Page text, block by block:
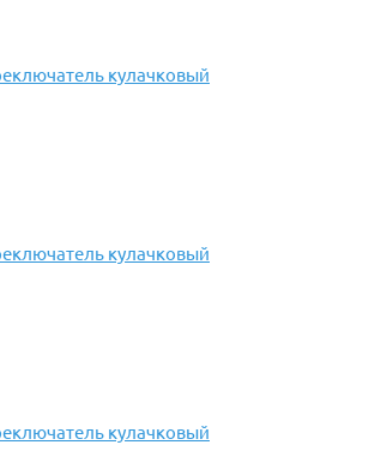
кулачковый
кулачковый
кулачковый